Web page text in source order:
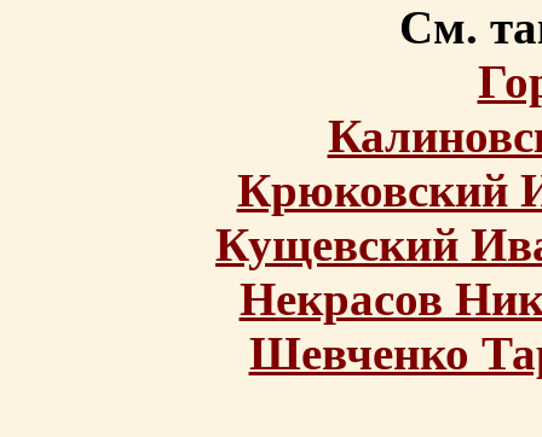
См.
Крюковский
Кущевский
Некрасов
Шевченко